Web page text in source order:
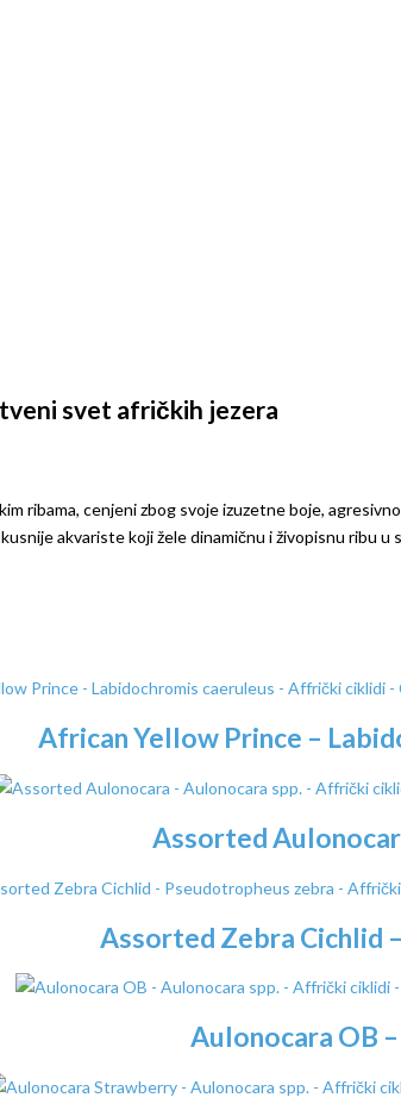
svet afričkih jezera
ribama, cenjeni zbog svoje izuzetne boje,
akvariste koji žele dinamičnu i živopisnu
African Yellow Prince –
Assorted
Assorted Zebra Cichlid
Aulonocara OB